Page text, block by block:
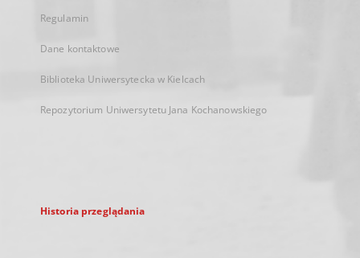
Regulamin
Dane kontaktowe
Biblioteka Uniwersytecka w Kielcach
Repozytorium Uniwersytetu Jana Kochanowskiego
Historia przeglądania